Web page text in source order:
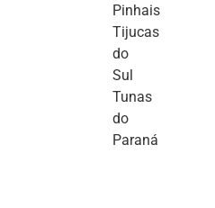
Pinhais
Tijucas
do
Sul
Tunas
do
Paraná